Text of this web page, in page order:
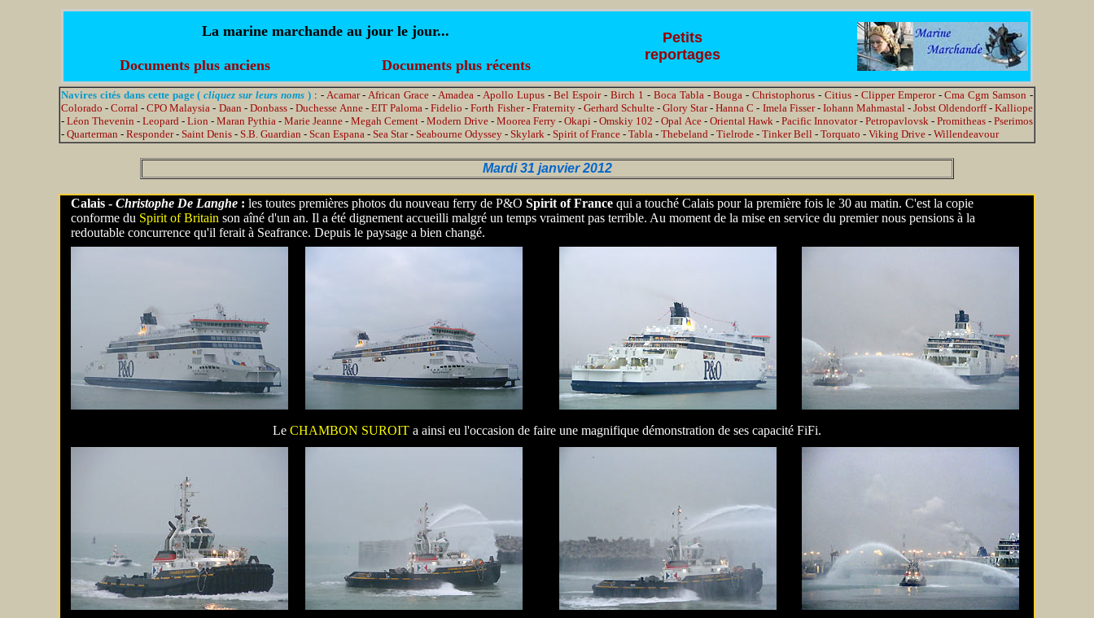
La marine marchande au jour le jour...
Petits
reportages
Documents plus anciens Documents plus récents
Navires cités dans cette page ( cliquez sur leurs noms ) : - Acamar-African Grace - Amadea - Apollo Lupus-Bel Espoir-Birch 1 - Boca Tabla-Bouga -Christophorus -Citius - Clipper Emperor-Cma Cgm Samson -
Colorado -Corral -CPO Malaysia - Daan - Donbass- Duchesse Anne-EIT Paloma -Fidelio -Forth Fisher- Fraternity- Gerhard Schulte-Glory Star-Hanna C - Imela Fisser- Iohann Mahmastal-Jobst Oldendorff-Kalliope
- Léon Thevenin - Leopard - Lion - Maran Pythia - Marie Jeanne - Megah Cement - Modern Drive - Moorea Ferry - Okapi - Omskiy 102 - Opal Ace - Oriental Hawk - Pacific Innovator- Petropavlovsk - Promitheas - Pserimos
- Quarterman - Responder- Saint Denis - S.B. Guardian - Scan Espana - Sea Star- Seabourne Odyssey - Skylark - Spirit of France - Tabla - Thebeland - Tielrode - Tinker Bell - Torquato - Viking Drive - Willendeavour
Mardi 31 janvier 2012
Calais - Christophe De Langhe : les toutes premières photos du nouveau ferry de P&O Spirit of France qui a touché Calais pour la première fois le 30 au matin. C'est la copie
conforme du Spirit of Britain son aîné d'un an. Il a été dignement accueilli malgré un temps vraiment pas terrible. Au moment de la mise en service du premier nous pensions à la
redoutable concurrence qu'il ferait à Seafrance. Depuis le paysage a bien changé.
Le CHAMBON SUROIT a ainsi eu l'occasion de faire une magnifique démonstration de ses capacité FiFi.